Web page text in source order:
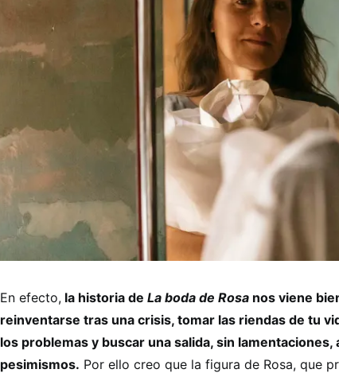
En efecto, la historia de La boda de Rosa nos viene
reinventarse tras una crisis, tomar las riendas de tu
los problemas y buscar una salida, sin lamentaciones,
pesimismos. Por ello creo que la figura de Rosa, que